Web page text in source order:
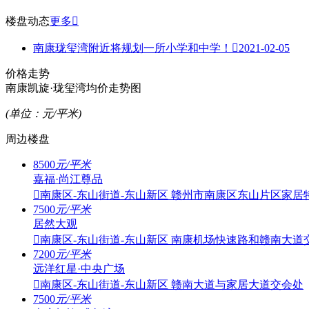
楼盘动态更多
南康珑玺湾附近将规划一所小学和中学！ 2021-02-05
价格走势
南康凯旋·珑玺湾均价走势图
(单位：元/平米)
周边楼盘
8500元/平米
嘉福·尚江尊品
南康区-东山街道-东山新区 赣州市南康区东山片区家居
7500元/平米
居然大观
南康区-东山街道-东山新区 南康机场快速路和赣南大道
7200元/平米
远洋红星·中央广场
南康区-东山街道-东山新区 赣南大道与家居大道交会处
7500元/平米